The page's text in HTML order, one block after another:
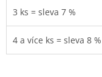
3 ks = sleva 7 %
4 a více ks = sleva 8 %